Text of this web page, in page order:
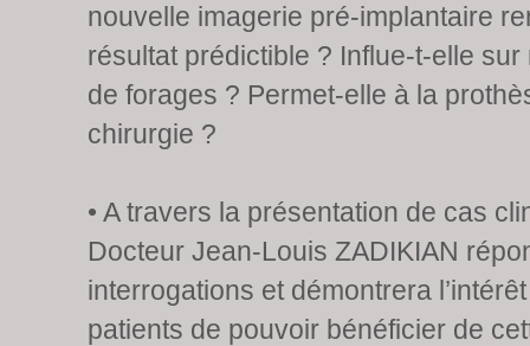
nouvelle imagerie pré-implantaire
résultat prédictible ? Influe-t-elle
de forages ? Permet-elle à la
chirurgie ?
• A travers la présentation de cas
Docteur Jean-Louis ZADIKIAN
interrogations et démontrera
patients de pouvoir bénéficier de